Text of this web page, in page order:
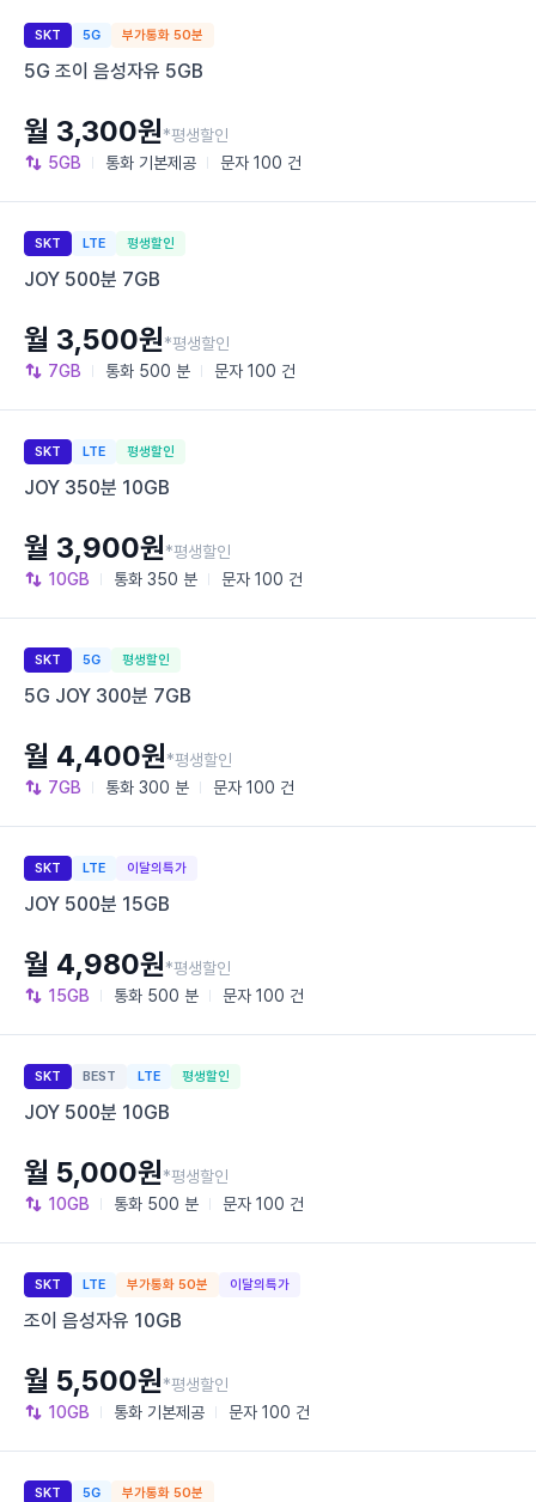
SKT 5G 부가통화 50분
5G 조이 음성자유 5GB
5GB 통화 기본제공 문자 100 건
월 3,300원*평생할인
SKT LTE 평생할인
JOY 500분 7GB
7GB 통화 500 분 문자 100 건
월 3,500원*평생할인
SKT LTE 평생할인
JOY 350분 10GB
10GB 통화 350 분 문자 100 건
월 3,900원*평생할인
SKT 5G 평생할인
5G JOY 300분 7GB
7GB 통화 300 분 문자 100 건
월 4,400원*평생할인
SKT LTE 이달의특가
JOY 500분 15GB
15GB 통화 500 분 문자 100 건
월 4,980원*평생할인
SKT BEST LTE 평생할인
JOY 500분 10GB
10GB 통화 500 분 문자 100 건
월 5,000원*평생할인
SKT LTE 부가통화 50분 이달의특가
조이 음성자유 10GB
10GB 통화 기본제공 문자 100 건
월 5,500원*평생할인
SKT 5G 부가통화 50분